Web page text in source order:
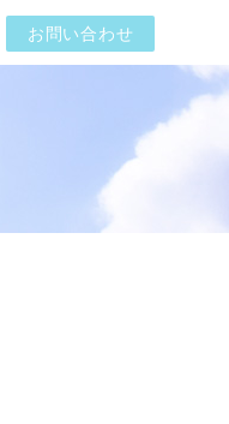
お問い合わせ